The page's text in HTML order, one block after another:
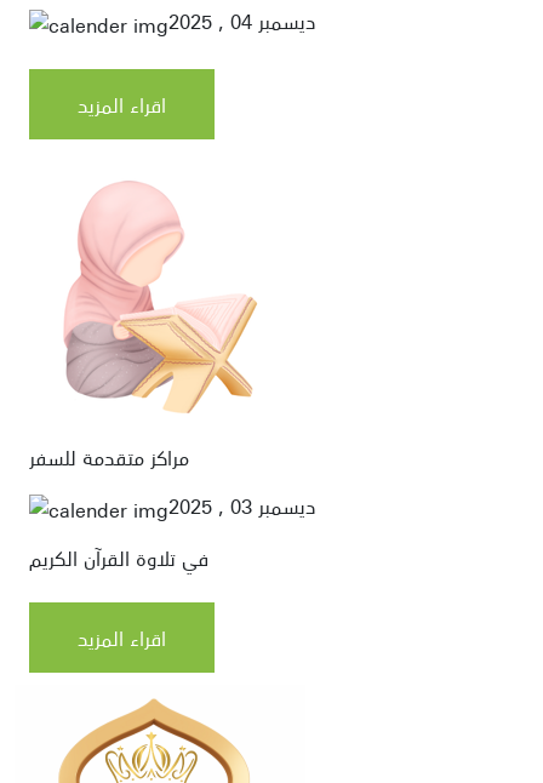
ديسمبر 04 , 2025
اقراء المزيد
مراكز متقدمة للسفر
ديسمبر 03 , 2025
في تلاوة القرآن الكريم
اقراء المزيد